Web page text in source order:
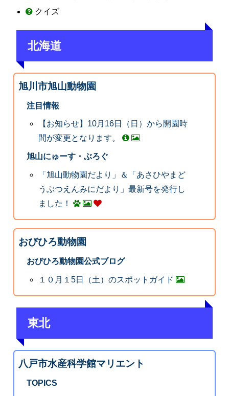
クイズ
北海道
旭川市旭山動物園
注目情報
【お知らせ】10月16日（日）から開園時
間が変更となります。
旭山にゅーす・ぶろぐ
「旭山動物園だより」＆「あさひやまど
うぶつえんみにだより」最新号を発行し
ました！
おびひろ動物園
おびひろ動物園公式ブログ
１０月１5日（土）のスポットガイド
東北
八戸市水産科学館マリエント
TOPICS